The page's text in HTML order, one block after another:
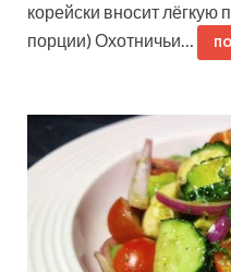
корейски вносит лёгкую
порции) Охотничьи…